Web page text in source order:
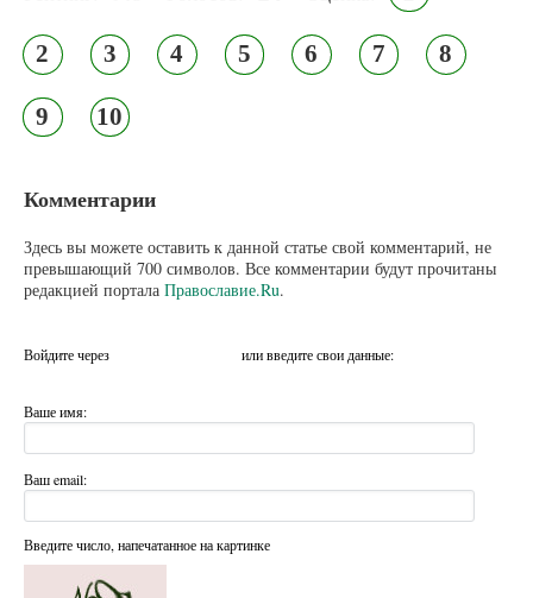
2 3 4 5 6 7 8
9 10
Комментарии
Здесь вы можете оставить к данной статье свой комментарий, не
превышающий 700 символов. Все комментарии будут прочитаны
редакцией портала Православие.Ru.
Войдите через или введите свои данные:
Ваше имя:
Ваш email:
Введите число, напечатанное на картинке